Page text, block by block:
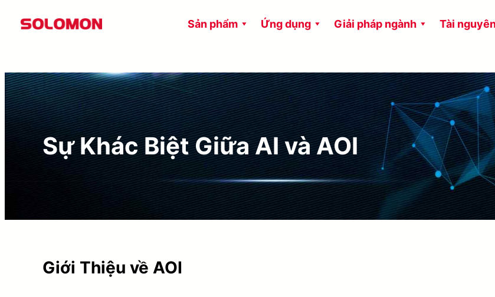
đến
nội
dung
Sản phẩm Ứng dụng Giải pháp ngành Tài
Sự Khác Biệt Giữa AI và AOI
Giới Thiệu về AOI